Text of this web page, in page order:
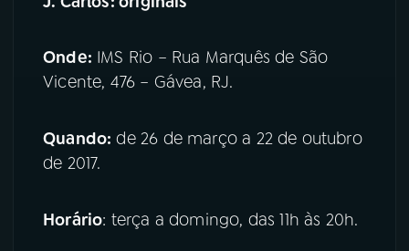
Onde: IMS Rio – Rua Marquês de São
Vicente, 476 – Gávea, RJ.
Quando: de 26 de março a 22 de outubro
de 2017.
Horário: terça a domingo, das 11h às 20h.